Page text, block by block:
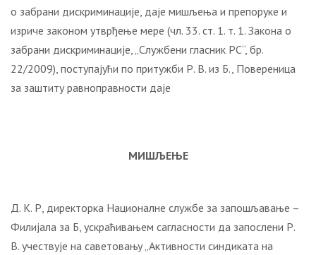
о забрани дискриминације, даје мишљења и препоруке и
изриче законом утврђење мере (чл. 33. ст. 1. т. 1. Закона о
забрани дискриминације, „Службени гласник РС“, бр.
22/2009), поступајући по притужби Р. В. из Б., Повереница
за заштиту равноправности даје
МИШЉЕЊЕ
Д. К. Р, директорка Националне службе за запошљавање –
Филијала за Б, ускраћивањем сагласности да запослени Р.
В. учествује на саветовању „Активности синдиката на